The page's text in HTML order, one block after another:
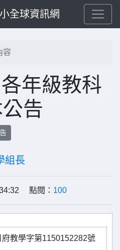
全球資訊網
容
年級教科
告
組長
點閱： 100
府教學字第1150152282號